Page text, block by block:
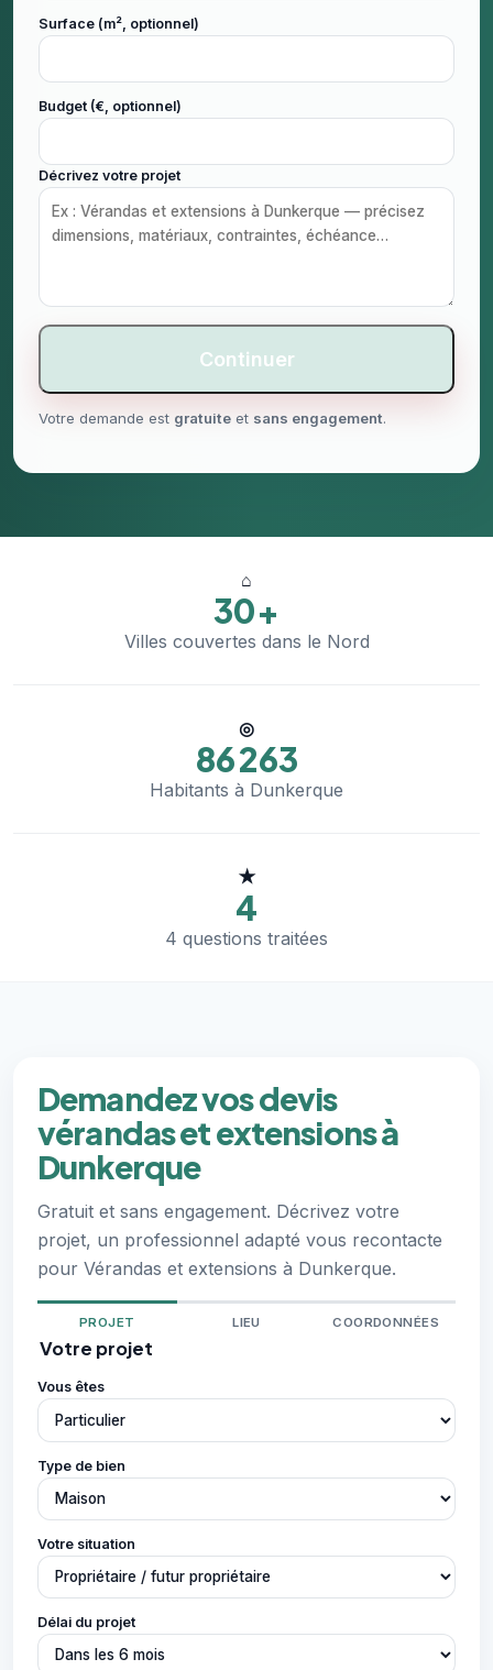
Surface (m², optionnel)
Budget (€, optionnel)
Décrivez votre projet
Continuer
Votre demande est gratuite et sans engagement.
⌂
30+
Villes couvertes dans le Nord
◎
86 263
Habitants à Dunkerque
★
4
4 questions traitées
Demandez vos devis
vérandas et extensions à
Dunkerque
Gratuit et sans engagement. Décrivez votre
projet, un professionnel adapté vous recontacte
pour Vérandas et extensions à Dunkerque.
PROJET LIEU COORDONNÉES
Votre projet
Vous êtes
Type de bien
Votre situation
Délai du projet